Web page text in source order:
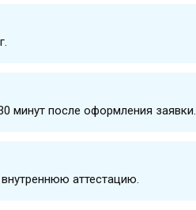
минут после оформления заявки.
аттестацию.